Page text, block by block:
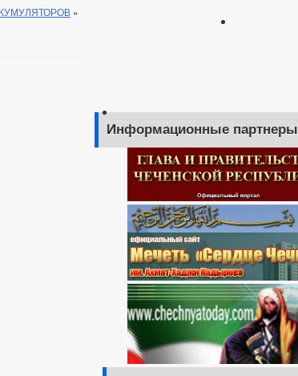
»
Информационные партнеры